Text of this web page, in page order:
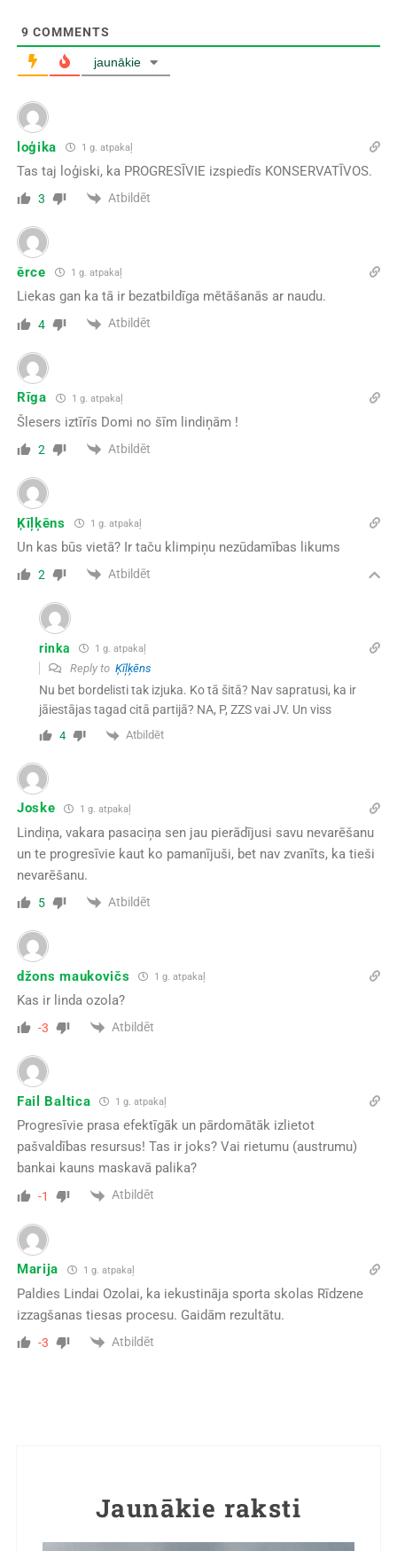
9 COMMENTS
jaunākie
loģika 1 g. atpakaļ
Tas taj loģiski, ka PROGRESĪVIE izspiedīs KONSERVATĪVOS.
3 Atbildēt
ērce 1 g. atpakaļ
Liekas gan ka tā ir bezatbildīga mētāšanās ar naudu.
4 Atbildēt
Rīga 1 g. atpakaļ
Šlesers iztīrīs Domi no šīm lindiņām !
2 Atbildēt
Ķīļķēns 1 g. atpakaļ
Un kas būs vietā? Ir taču klimpiņu nezūdamības likums
2 Atbildēt
rinka 1 g. atpakaļ
Reply to Ķīļķēns
Nu bet bordelisti tak izjuka. Ko tā šitā? Nav sapratusi, ka ir
jāiestājas tagad citā partijā? NA, P, ZZS vai JV. Un viss
4 Atbildēt
Joske 1 g. atpakaļ
Lindiņa, vakara pasaciņa sen jau pierādījusi savu nevarēšanu
un te progresīvie kaut ko pamanījuši, bet nav zvanīts, ka tieši
nevarēšanu.
5 Atbildēt
džons maukovičs 1 g. atpakaļ
Kas ir linda ozola?
-3 Atbildēt
Fail Baltica 1 g. atpakaļ
Progresīvie prasa efektīgāk un pārdomātāk izlietot
pašvaldības resursus! Tas ir joks? Vai rietumu (austrumu)
bankai kauns maskavā palika?
-1 Atbildēt
Marija 1 g. atpakaļ
Paldies Lindai Ozolai, ka iekustināja sporta skolas Rīdzene
izzagšanas tiesas procesu. Gaidām rezultātu.
-3 Atbildēt
Jaunākie raksti